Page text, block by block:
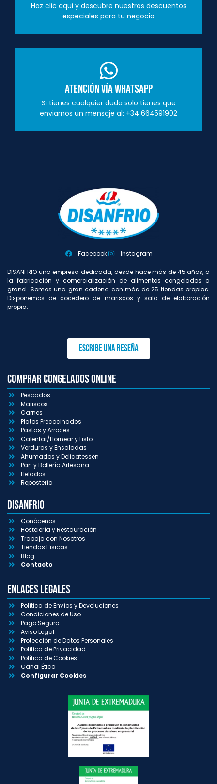
Haz clic aqui y descubre nuestros descuentos
especiales para tu negocio
Atención vía Whatsapp
Si tienes cualquier duda solo tienes que
enviarnos un mensaje al: +34 664591902
Facebook Instagram
DISANFRIO una empresa dedicada, desde hace más de 45 años, a
la fabricación y comercialización de alimentos congelados a
granel. Somos una gran cadena con más de 25 tiendas propias.
Disponemos de cocedero de mariscos y sala de elaboración
propia.
Escribe una reseña
Comprar congelados online
Pescados
Mariscos
Carnes
Platos Precocinados
Pastas y Arroces
Calentar/Hornear y Listo
Verduras y Ensaladas
Ahumados y Delicatessen
Pan y Bollería Artesana
Helados
Repostería
Disanfrio
Conócenos
Hostelería y Restauración
Trabaja con Nosotros
Tiendas Físicas
Blog
Contacto
Enlaces Legales
Política de Envíos y Devoluciones
Condiciones de Uso
Pago Seguro
Aviso Legal
Protección de Datos Personales
Política de Privacidad
Política de Cookies
Canal Ético
Configurar Cookies